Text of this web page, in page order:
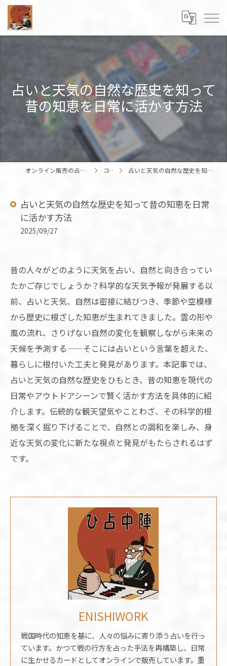
占いと天気の自然な歴史を知って
昔の知恵を日常に活かす方法
オンライン販売の占いカードはENISHIWORK コラム 占いと天気の自然な歴史を知って昔の知恵を日常に活かす方法
占いと天気の自然な歴史を知って昔の知恵を日常
に活かす方法
2025/09/27
昔の人々がどのように天気を占い、自然と向き合ってい
たかご存じでしょうか？科学的な天気予報が発展する以
前、占いと天気、自然は密接に結びつき、季節や空模様
から歴史に根ざした知恵が生まれてきました。雲の形や
風の流れ、さりげない自然の変化を観察しながら未来の
天候を予測する——そこには占いという言葉を超えた、
暮らしに根付いた工夫と発見があります。本記事では、
占いと天気の自然な歴史をひもとき、昔の知恵を現代の
日常やアウトドアシーンで賢く活かす方法を具体的に紹
介します。伝統的な観天望気やことわざ、その科学的根
拠を深く掘り下げることで、自然との調和を楽しみ、身
近な天気の変化に新たな視点と発見がもたらされるはず
です。
ENISHIWORK
戦国時代の知恵を基に、人々の悩みに寄り添う占いを行っ
ています。かつて戦の行方を占った手法を再構築し、日常
に生かせるカードとしてオンラインで販売しています。重